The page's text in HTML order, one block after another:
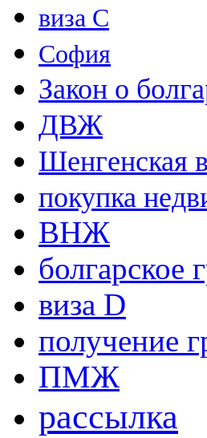
виза С
София
Закон о
ДВЖ
Шенгенская
покупка
ВНЖ
болгарское
виза D
получение
ПМЖ
рассылка